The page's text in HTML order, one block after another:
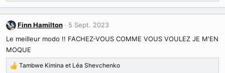
é
a
c
t
i
o
n
s
Finn Hamilton
5 Sept. 2023
Le meilleur modo !! FACHEZ-VOUS COMME VOUS VOULEZ JE M'EN
MOQUE
R
Tambwe Kimina et Léa Shevchenko